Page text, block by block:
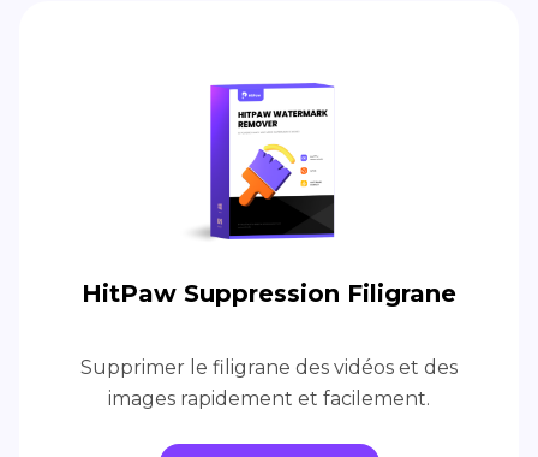
HitPaw Suppression Filigrane
Supprimer le filigrane des vidéos et des
images rapidement et facilement.